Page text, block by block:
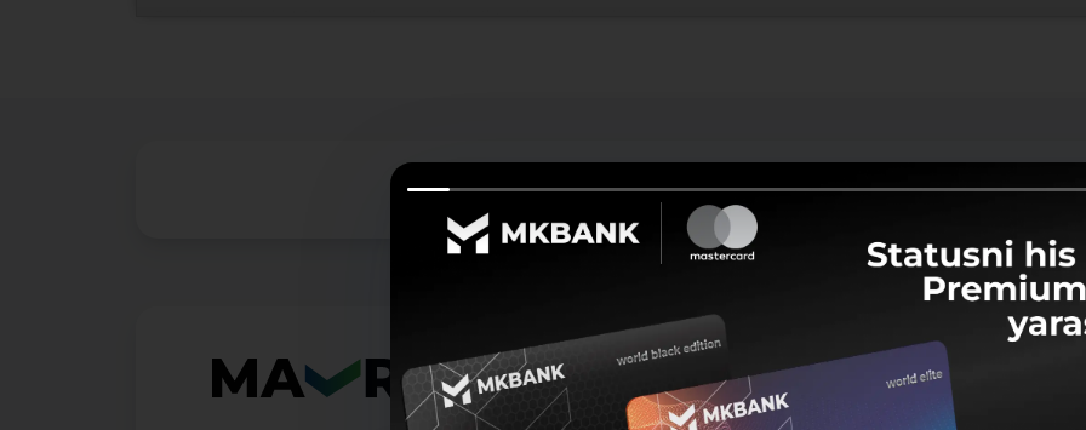
https://mkbank.uz/upload/iblock/f06/3hj48r8gshdmy4wpxy6t3166kt6ygfq7/plastik-TAKHLILGA-01.01.2025-
https://mkbank.uz/upload/iblock/f06/3hj48r8gshdmy4wpxy6t3166kt6ygfq7/plastik-TAKHLILGA-01.01.2025-yil-
https://mkbank.uz/upload/iblock/f06/3hj48r8gshdmy4wpxy6t3166kt6ygfq7/plastik-TAKHLILGA-01.01.2025-yil-
https://mkbank.uz/upload/iblock/f06/3hj48r8gshdmy4wpxy6t3166kt6ygfq7/plastik-TAKHLILGA-01.01.2025-yil-
https://mkbank.uz/upload/iblock/f06/3hj48r8gshdmy4wpxy6t3166kt6ygfq7/plastik-TAKHLILGA-01.01.2025-yil-
Ulashish: Facebook Telegram X